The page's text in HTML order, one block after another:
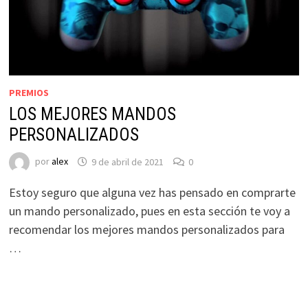
PREMIOS
LOS MEJORES MANDOS
PERSONALIZADOS
poralex 9 de abril de 2021 0
Estoy seguro que alguna vez has pensado en comprarte
un mando personalizado, pues en esta sección te voy a
recomendar los mejores mandos personalizados para
…